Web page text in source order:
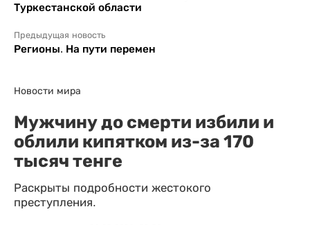
Туркестанской области
Предыдущая новость
Регионы. На пути перемен
Новости мира
Мужчину до смерти избили и
облили кипятком из-за 170
тысяч тенге
Раскрыты подробности жестокого
преступления.